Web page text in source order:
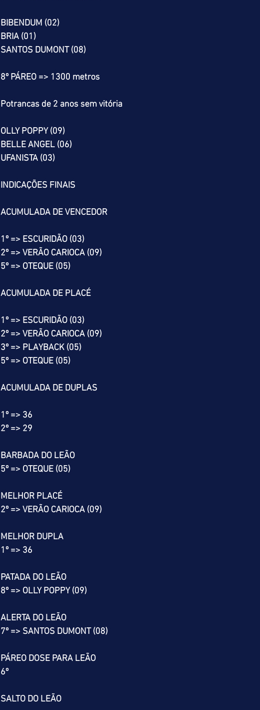
BIBENDUM (02)
BRIA (01)
SANTOS DUMONT (08)
8º PÁREO => 1300 metros
Potrancas de 2 anos sem vitória
OLLY POPPY (09)
BELLE ANGEL (06)
UFANISTA (03)
INDICAÇÕES FINAIS
ACUMULADA DE VENCEDOR
1º => ESCURIDÃO (03)
2º => VERÃO CARIOCA (09)
5º => OTEQUE (05)
ACUMULADA DE PLACÉ
1º => ESCURIDÃO (03)
2º => VERÃO CARIOCA (09)
3º => PLAYBACK (05)
5º => OTEQUE (05)
ACUMULADA DE DUPLAS
1º => 36
2º => 29
BARBADA DO LEÃO
5º => OTEQUE (05)
MELHOR PLACÉ
2º => VERÃO CARIOCA (09)
MELHOR DUPLA
1º => 36
PATADA DO LEÃO
8º => OLLY POPPY (09)
ALERTA DO LEÃO
7º => SANTOS DUMONT (08)
PÁREO DOSE PARA LEÃO
6º
SALTO DO LEÃO